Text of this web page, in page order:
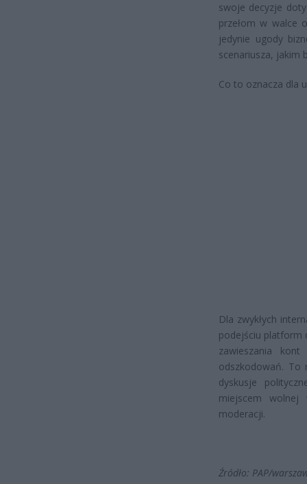
swoje decyzje
przełom w walce
jedynie ugody
scenariusza, jakim
Co to oznacza dla
Dla zwykłych
podejściu platform
zawieszania
odszkodowań. To
dyskusje
miejscem wolnej
moderacji.
Źródło: PAP/